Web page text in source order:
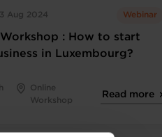
Aug 2024 Webinar
: How to start
in Luxembourg?
Online
Workshop
Read more